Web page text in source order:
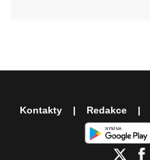
Kontakty Redakce